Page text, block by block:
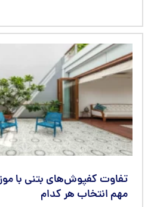
تفاوت کفپوش‌های بتنی با
مهم انتخاب هر کدام